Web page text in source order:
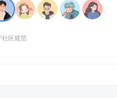
社区规范